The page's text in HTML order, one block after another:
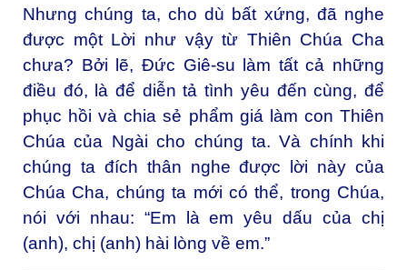
Nhưng chúng ta, cho dù bất xứng, đã nghe
được một Lời như vậy từ Thiên Chúa Cha
chưa? Bởi lẽ, Đức Giê-su làm tất cả những
điều đó, là để diễn tả tình yêu đến cùng, để
phục hồi và chia sẻ phẩm giá làm con Thiên
Chúa của Ngài cho chúng ta. Và chính khi
chúng ta đích thân nghe được lời này của
Chúa Cha, chúng ta mới có thể, trong Chúa,
nói với nhau: “Em là em yêu dấu của chị
(anh), chị (anh) hài lòng về em.”